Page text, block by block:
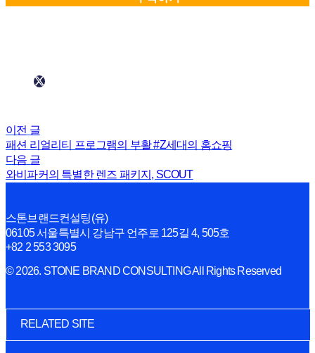
이전 글
패션 리얼리티 프로그램의 부활 #Z세대의 홈쇼핑
다음 글
와비파커의 특별한 렌즈 패키지, SCOUT
스톤브랜드컨설팅(유)
06105 서울특별시 강남구 언주로 125길 4, 505호
+82 2 553 3095
© 2026. STONE BRAND CONSULTING All Rights Reserved
RELATED SITE